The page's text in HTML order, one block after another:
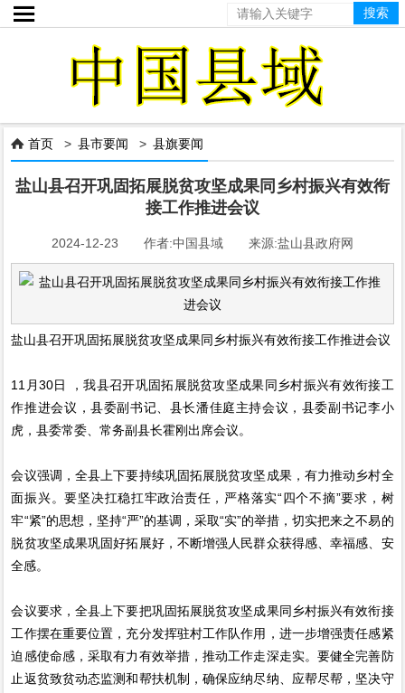

 首页 >县市要闻 >县旗要闻
盐山县召开巩固拓展脱贫攻坚成果同乡村振兴有效衔
接工作推进会议
2024-12-23 作者:中国县域 来源:盐山县政府网
盐山县召开巩固拓展脱贫攻坚成果同乡村振兴有效衔接工作推进会议
11月30日 ，我县召开巩固拓展脱贫攻坚成果同乡村振兴有效衔接工
作推进会议，县委副书记、县长潘佳庭主持会议，县委副书记李小
虎，县委常委、常务副县长霍刚出席会议。
会议强调，全县上下要持续巩固拓展脱贫攻坚成果，有力推动乡村全
面振兴。要坚决扛稳扛牢政治责任，严格落实“四个不摘”要求，树
牢“紧”的思想，坚持“严”的基调，采取“实”的举措，切实把来之不易的
脱贫攻坚成果巩固好拓展好，不断增强人民群众获得感、幸福感、安
全感。
会议要求，全县上下要把巩固拓展脱贫攻坚成果同乡村振兴有效衔接
工作摆在重要位置，充分发挥驻村工作队作用，进一步增强责任感紧
迫感使命感，采取有力有效举措，推动工作走深走实。要健全完善防
止返贫致贫动态监测和帮扶机制，确保应纳尽纳、应帮尽帮，坚决守